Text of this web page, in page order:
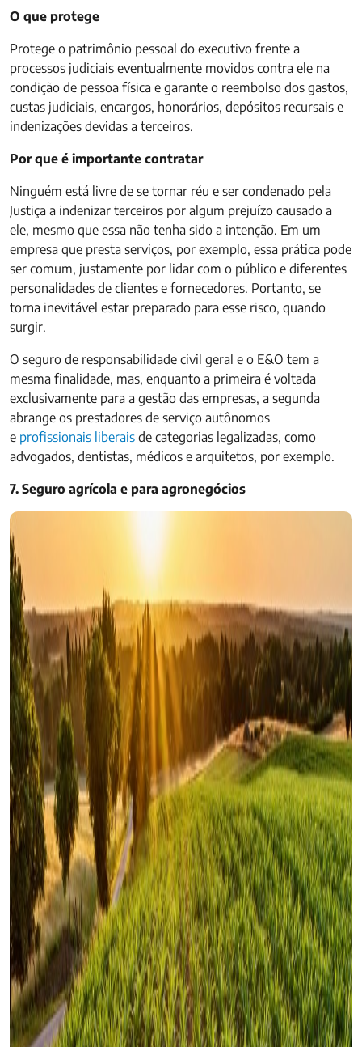
O que protege
Protege o patrimônio pessoal do executivo frente a
processos judiciais eventualmente movidos contra ele na
condição de pessoa física e garante o reembolso dos gastos,
custas judiciais, encargos, honorários, depósitos recursais e
indenizações devidas a terceiros.
Por que é importante contratar
Ninguém está livre de se tornar réu e ser condenado pela
Justiça a indenizar terceiros por algum prejuízo causado a
ele, mesmo que essa não tenha sido a intenção. Em um
empresa que presta serviços, por exemplo, essa prática pode
ser comum, justamente por lidar com o público e diferentes
personalidades de clientes e fornecedores. Portanto, se
torna inevitável estar preparado para esse risco, quando
surgir.
O seguro de responsabilidade civil geral e o E&O tem a
mesma finalidade, mas, enquanto a primeira é voltada
exclusivamente para a gestão das empresas, a segunda
abrange os prestadores de serviço autônomos
e profissionais liberais de categorias legalizadas, como
advogados, dentistas, médicos e arquitetos, por exemplo.
7. Seguro agrícola e para agronegócios